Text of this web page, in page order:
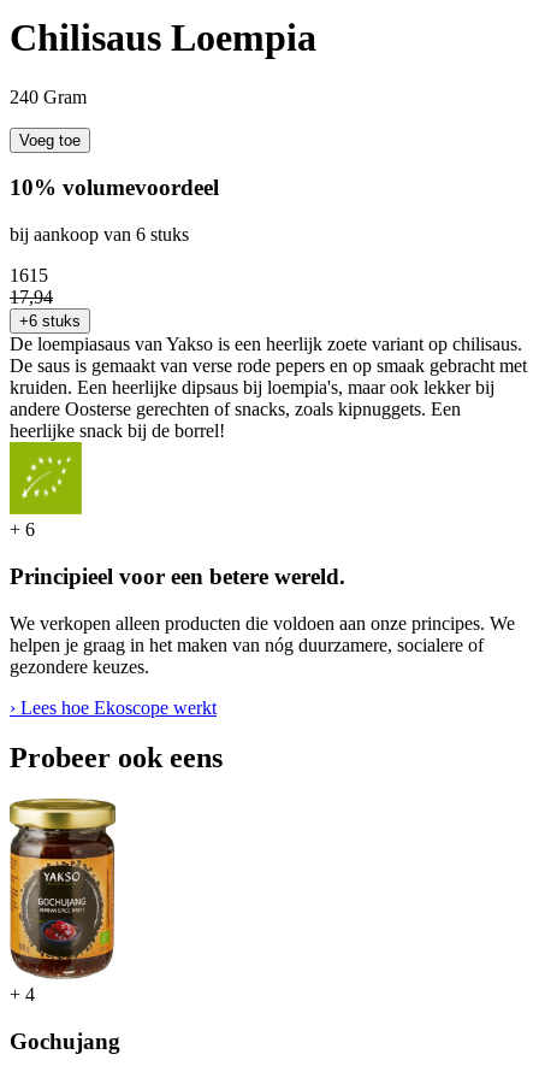
Chilisaus Loempia
240 Gram
Voeg toe
10% volumevoordeel
bij aankoop van 6 stuks
1615
17,94
+6 stuks
De loempiasaus van Yakso is een heerlijk zoete variant op chilisaus.
De saus is gemaakt van verse rode pepers en op smaak gebracht met
kruiden. Een heerlijke dipsaus bij loempia's, maar ook lekker bij
andere Oosterse gerechten of snacks, zoals kipnuggets. Een
heerlijke snack bij de borrel!
+ 6
Principieel voor een betere wereld.
We verkopen alleen producten die voldoen aan onze principes. We
helpen je graag in het maken van nóg duurzamere, socialere of
gezondere keuzes.
› Lees hoe Ekoscope werkt
Probeer ook eens
+ 4
Gochujang